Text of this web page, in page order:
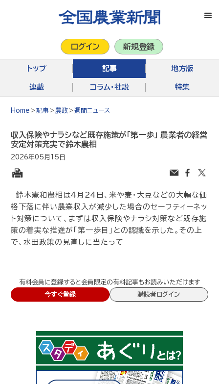
トップ 記事 地方版
連載 コラム・社説 特集
ログイン 新規登録
Home ＞記事＞農政＞週間ニュース
収入保険やナラシなど既存施策が「第一歩」 農業者の経営
安定対策充実で鈴木農相
2026年05月15日
鈴木憲和農相は４月２４日、米や麦・大豆などの大幅な価
格下落に伴い農業収入が減少した場合のセーフティーネッ
ト対策について、まずは収入保険やナラシ対策など既存施
策の着実な推進が「第一歩目」との認識を示した。その上
で、水田政策の見直しに当たって
有料会員に登録すると会員限定の有料記事もお読みいただけます
今すぐ登録
購読者ログイン